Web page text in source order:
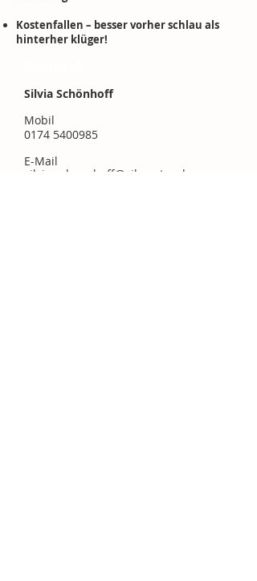
Kostenfallen – besser vorher schlau als
hinterher klüger!
Silvia Schönhoff
Mobil
0174 5400985
E-Mail
silvia.schoenhoff@sib-swtev.de